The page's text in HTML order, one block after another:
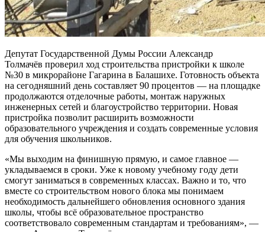
Депутат Государственной Думы России Александр
Толмачёв проверил ход строительства пристройки к школе
№30 в микрорайоне Гагарина в Балашихе. Готовность объекта
на сегодняшний день составляет 90 процентов — на площадке
продолжаются отделочные работы, монтаж наружных
инженерных сетей и благоустройство территории. Новая
пристройка позволит расширить возможности
образовательного учреждения и создать современные условия
для обучения школьников.
«Мы выходим на финишную прямую, и самое главное —
укладываемся в сроки. Уже к новому учебному году дети
смогут заниматься в современных классах. Важно и то, что
вместе со строительством нового блока мы понимаем
необходимость дальнейшего обновления основного здания
школы, чтобы всё образовательное пространство
соответствовало современным стандартам и требованиям», —